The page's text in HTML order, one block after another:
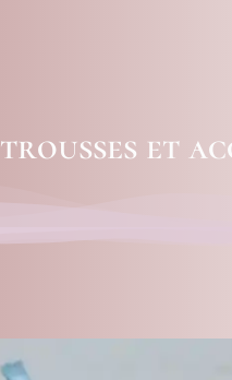
trousses et